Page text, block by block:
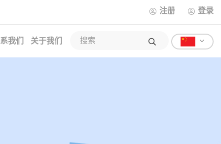
注册 登录
我们 关于我们